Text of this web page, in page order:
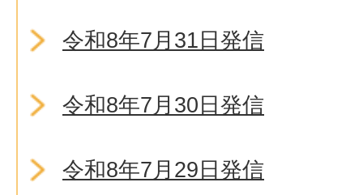
令和8年7月31日発信
令和8年7月30日発信
令和8年7月29日発信